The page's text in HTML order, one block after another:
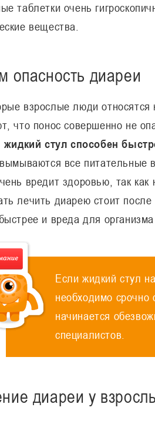
таблетки очень
вещества.
опасность диареи
взрослые люди относятся
что понос совершенно не
жидкий стул способен
все питательные
вредит здоровью, так как
лечить диарею стоит
и вреда для
Если жидкий стул
необходимо срочно
начинается
специалистов.
диареи у